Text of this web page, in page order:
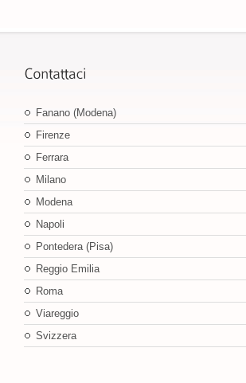
Fanano (Modena)
Firenze
Ferrara
Milano
Modena
Napoli
Pontedera (Pisa)
Reggio Emilia
Roma
Viareggio
Svizzera